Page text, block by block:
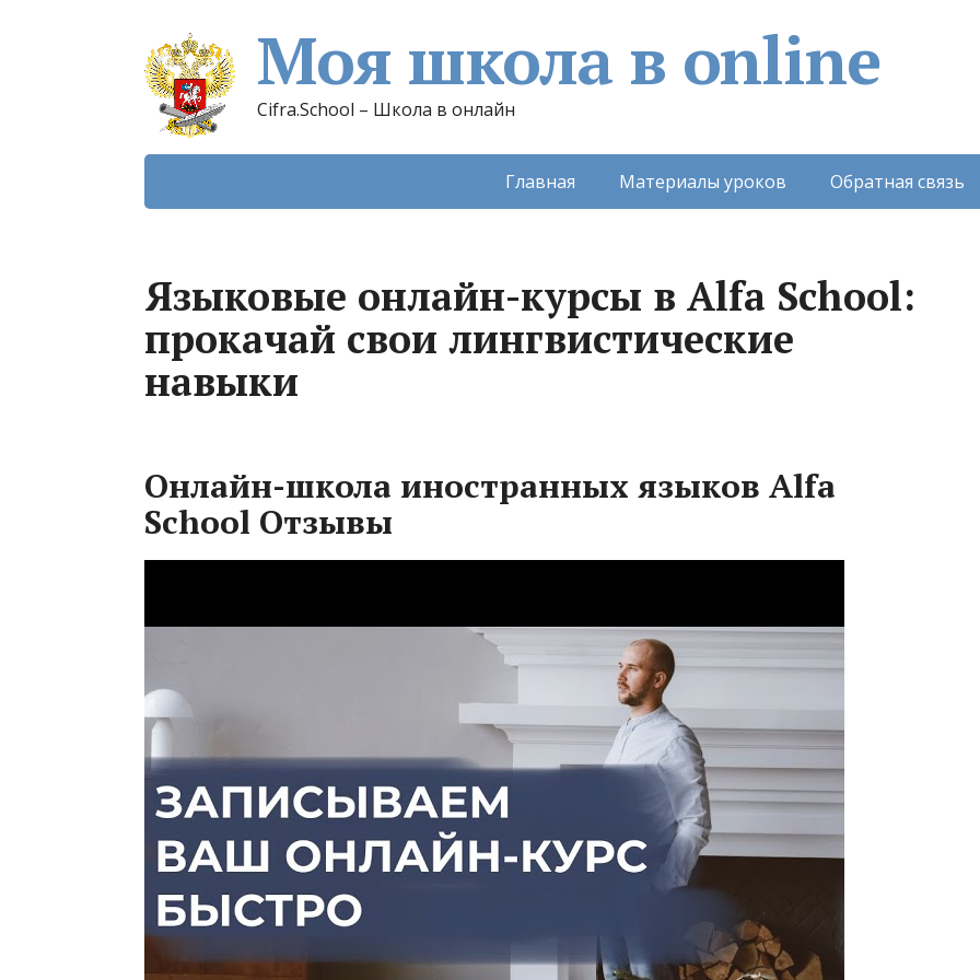
Моя школа в online
Cifra.School – Школа в онлайн
Главная Материалы уроков Обратная связь
Языковые онлайн-курсы в Alfa School:
прокачай свои лингвистические
навыки
Онлайн-школа иностранных языков Alfa
School Отзывы